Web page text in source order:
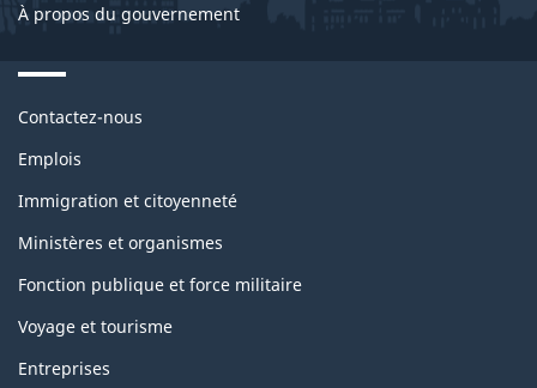
À propos du gouvernement
Themes
topics
Contactez-nous
Emplois
Immigration et citoyenneté
Ministères et organismes
Fonction publique et force militaire
Voyage et tourisme
Entreprises